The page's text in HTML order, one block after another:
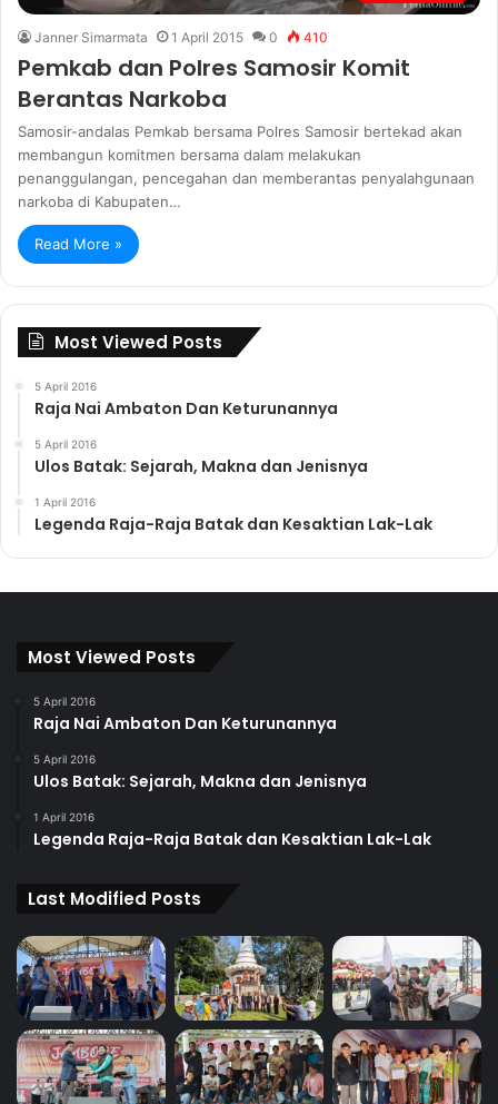
Janner Simarmata 1 April 2015 0 410
Pemkab dan Polres Samosir Komit
Berantas Narkoba
Samosir-andalas Pemkab bersama Polres Samosir bertekad akan
membangun komitmen bersama dalam melakukan
penanggulangan, pencegahan dan memberantas penyalahgunaan
narkoba di Kabupaten…
Read More »
Most Viewed Posts
5 April 2016
Raja Nai Ambaton Dan Keturunannya
5 April 2016
Ulos Batak: Sejarah, Makna dan Jenisnya
1 April 2016
Legenda Raja-Raja Batak dan Kesaktian Lak-Lak
Most Viewed Posts
5 April 2016
Raja Nai Ambaton Dan Keturunannya
5 April 2016
Ulos Batak: Sejarah, Makna dan Jenisnya
1 April 2016
Legenda Raja-Raja Batak dan Kesaktian Lak-Lak
Last Modified Posts